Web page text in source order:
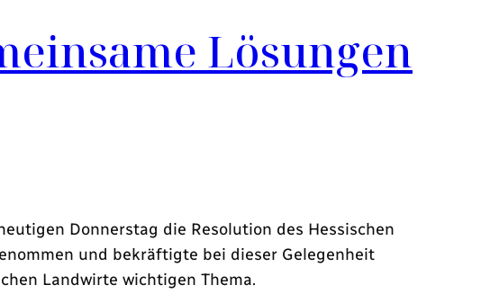
Lösungen
Donnerstag die Resolution des Hessischen
und bekräftigte bei dieser Gelegenheit
Landwirte wichtigen Thema.